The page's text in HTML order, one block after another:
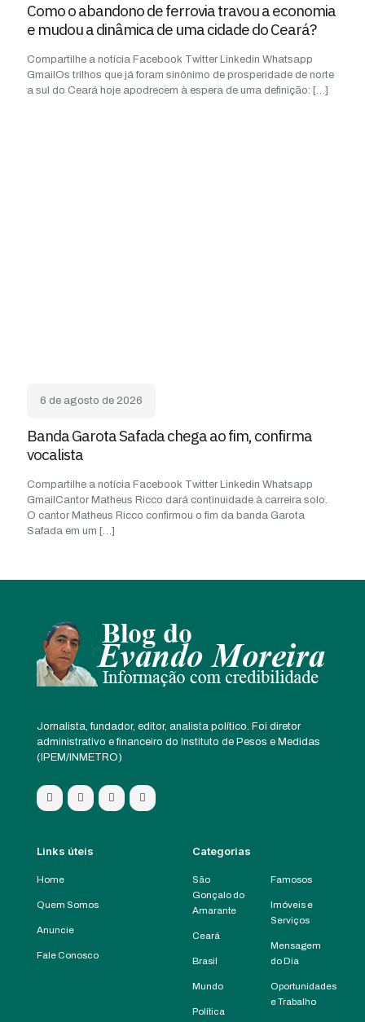
Como o abandono de ferrovia travou a economia
e mudou a dinâmica de uma cidade do Ceará?
Compartilhe a notícia Facebook Twitter Linkedin Whatsapp
GmailOs trilhos que já foram sinônimo de prosperidade de norte
a sul do Ceará hoje apodrecem à espera de uma definição: […]
6 de agosto de 2026
Banda Garota Safada chega ao fim, confirma
vocalista
Compartilhe a notícia Facebook Twitter Linkedin Whatsapp
GmailCantor Matheus Ricco dará continuidade à carreira solo.
O cantor Matheus Ricco confirmou o fim da banda Garota
Safada em um […]
Jornalista, fundador, editor, analista político. Foi diretor
administrativo e financeiro do Instituto de Pesos e Medidas
(IPEM/INMETRO)
Links úteis
Home
Quem Somos
Anuncie
Fale Conosco
Categorias
São
Gonçalo do
Amarante
Ceará
Brasil
Mundo
Política
Famosos
Imóveis e
Serviços
Mensagem
do Dia
Oportunidades
e Trabalho